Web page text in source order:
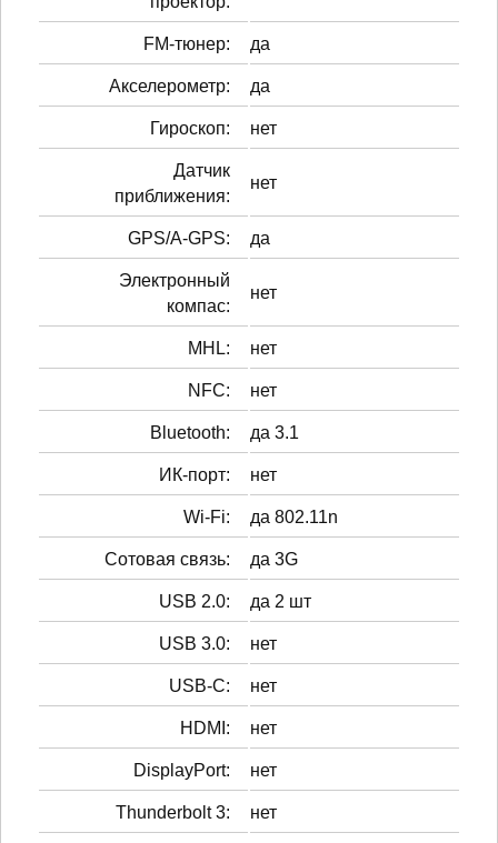
FM-тюнер: да
Акселерометр: да
Гироскоп: нет
Датчик
приближения:
нет
GPS/A-GPS: да
Электронный
компас:
нет
MHL: нет
NFC: нет
Bluetooth: да 3.1
ИК-порт: нет
Wi-Fi: да 802.11n
Сотовая связь: да 3G
USB 2.0: да 2 шт
USB 3.0: нет
USB-C: нет
HDMI: нет
DisplayPort: нет
Thunderbolt 3: нет